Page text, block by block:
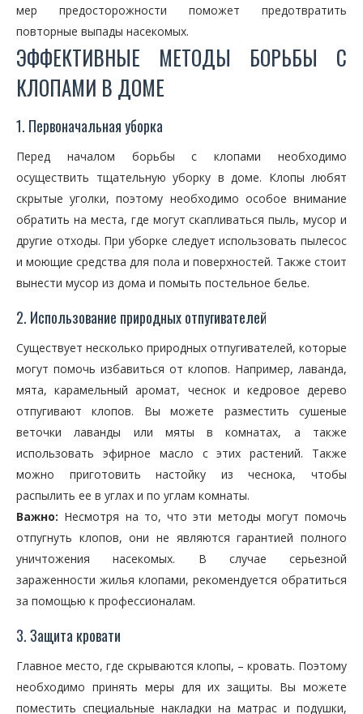
мер предосторожности поможет предотвратить
повторные выпады насекомых.
ЭФФЕКТИВНЫЕ МЕТОДЫ БОРЬБЫ С
КЛОПАМИ В ДОМЕ
1. Первоначальная уборка
Перед началом борьбы с клопами необходимо
осуществить тщательную уборку в доме. Клопы любят
скрытые уголки, поэтому необходимо особое внимание
обратить на места, где могут скапливаться пыль, мусор и
другие отходы. При уборке следует использовать пылесос
и моющие средства для пола и поверхностей. Также стоит
вынести мусор из дома и помыть постельное белье.
2. Использование природных отпугивателей
Существует несколько природных отпугивателей, которые
могут помочь избавиться от клопов. Например, лаванда,
мята, карамельный аромат, чеснок и кедровое дерево
отпугивают клопов. Вы можете разместить сушеные
веточки лаванды или мяты в комнатах, а также
использовать эфирное масло с этих растений. Также
можно приготовить настойку из чеснока, чтобы
распылить ее в углах и по углам комнаты.
Важно: Несмотря на то, что эти методы могут помочь
отпугнуть клопов, они не являются гарантией полного
уничтожения насекомых. В случае серьезной
зараженности жилья клопами, рекомендуется обратиться
за помощью к профессионалам.
3. Защита кровати
Главное место, где скрываются клопы, – кровать. Поэтому
необходимо принять меры для их защиты. Вы можете
поместить специальные накладки на матрас и подушки,